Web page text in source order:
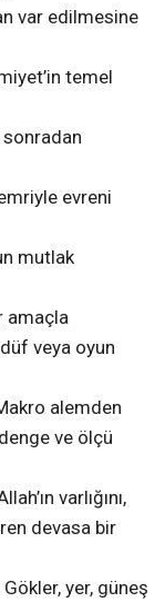
var edilmesine
temel
evreni
mutlak
amaçla
veya oyun
alemden
ve ölçü
varlığını,
devasa bir
yer, güneş